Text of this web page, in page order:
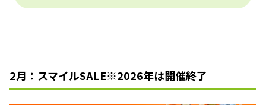
2月：スマイルSALE※2026年は開催終了